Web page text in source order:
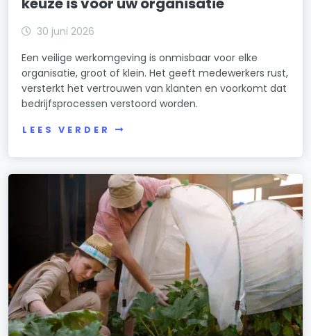
30 juni 2026
Een veilige werkomgeving is onmisbaar voor elke
organisatie, groot of klein. Het geeft medewerkers rust,
versterkt het vertrouwen van klanten en voorkomt dat
bedrijfsprocessen verstoord worden.
LEES VERDER